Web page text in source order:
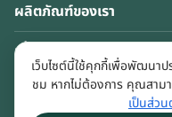
ผลิตภัณฑ์ของเรา
เกี่ยวกับเรา
เว็บไซต์นี้ใช้คุกกี้เพื่อพัฒนาป
ชม หากไม่ต้องการ คุณสาม
เป็นส่วน